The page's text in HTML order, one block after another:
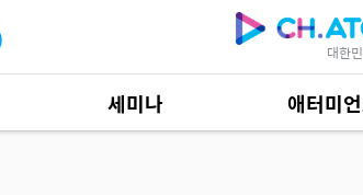
대한
세미나 애터미